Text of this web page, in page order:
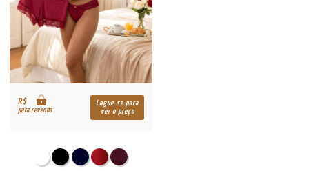
R$
para revenda
Logue-se para
ver o preço